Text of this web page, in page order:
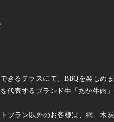
きるテラスにて、BBQを楽しめま
代表するブランド牛「あか牛肉
プラン以外のお客様は、網、木